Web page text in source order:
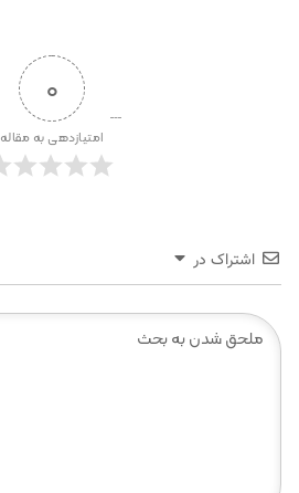
0
امتیازدهی به مقاله
اشتراک در